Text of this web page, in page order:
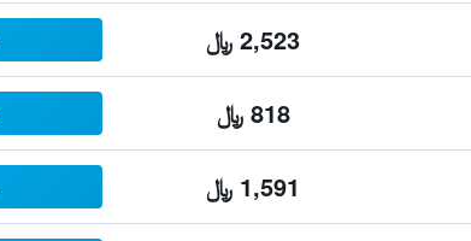
2,523 ﷼
818 ﷼
1,591 ﷼